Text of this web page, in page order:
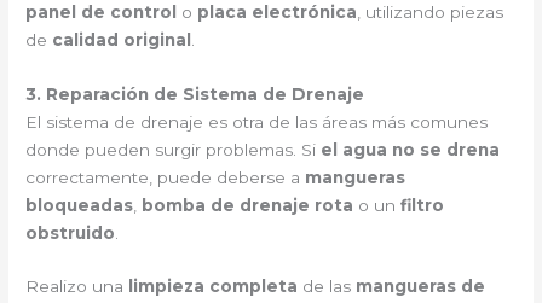
panel de control
o placa electrónica , utilizando piezas
de calidad original
3. Reparación de Sistema de Drenaje
El sistema de drenaje es otra de las áreas más comunes
donde pueden surgir problemas. Si el agua no se drena
correctamente, puede deberse a mangueras
bloqueadas bomba de drenaje rota o unfiltro
obstruido
Realizo una limpieza completa de las mangueras de